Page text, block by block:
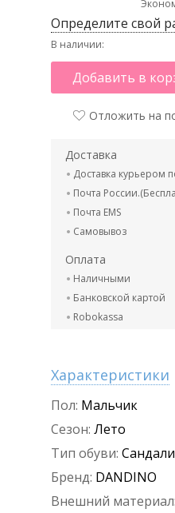
Определите свой
В наличии:
Добавить в
Отложить на
Доставка
Доставка курьером
Почта
Почта EMS
Самовывоз
Оплата
Наличными
Банковской картой
Robokassa
Характеристики
Пол: Мальчик
Сезон: Лето
Тип обуви:
Бренд: DANDINO
Внешний материал: